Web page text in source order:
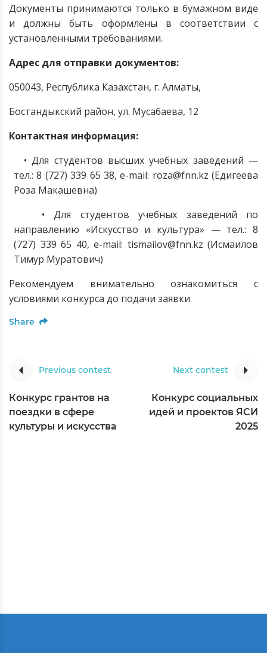
Документы принимаются только в бумажном виде
и должны быть оформлены в соответствии с
установленными требованиями.
Адрес для отправки документов:
050043, Республика Казахстан, г. Алматы,
Бостандыкский район, ул. Мусабаева, 12
Контактная информация:
• Для студентов высших учебных заведений —
тел.: 8 (727) 339 65 38, e-mail: roza@fnn.kz (Едигеева
Роза Макашевна)
• Для студентов учебных заведений по
направлению «Искусство и культура» — тел.: 8
(727) 339 65 40, e-mail: tismailov@fnn.kz (Исмаилов
Тимур Муратович)
Рекомендуем внимательно ознакомиться с
условиями конкурса до подачи заявки.
Share
Previous contest
Конкурс грантов на
поездки в сфере
культуры и искусства
Next contest
Конкурс социальных
идей и проектов ЯСИ
2025